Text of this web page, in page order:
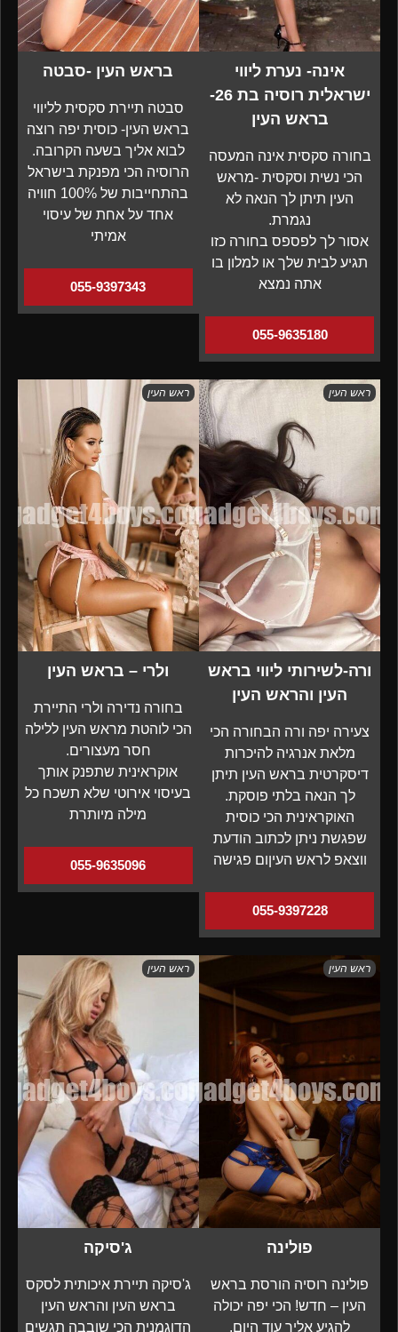
אינה- נערת ליווי
ישראלית רוסיה בת 26-
בראש העין
בחורה סקסית אינה המעסה
הכי נשית וסקסית -מראש
העין תיתן לך הנאה לא
נגמרת.
אסור לך לפספס בחורה כזו
תגיע לבית שלך או למלון בו
אתה נמצא
055-9635180
בראש העין -סבטה
סבטה תיירת סקסית לליווי
בראש העין- כוסית יפה רוצה
לבוא אליך בשעה הקרובה.
הרוסיה הכי מפנקת בישראל
בהתחייבות של 100% חוויה
אחד על אחת של עיסוי
אמיתי
055-9397343
ראש העין
ורה-לשירותי ליווי בראש
העין והראש העין
צעירה יפה ורה הבחורה הכי
מלאת אנרגיה להיכרות
דיסקרטית בראש העין תיתן
לך הנאה בלתי פוסקת.
האוקראינית הכי כוסית
שפגשת ניתן לכתוב הודעת
ווצאפ לראש העיןום פגישה
055-9397228
ראש העין
ולרי – בראש העין
בחורה נדירה ולרי התיירת
הכי לוהטת מראש העין ללילה
חסר מעצורים.
אוקראינית שתפנק אותך
בעיסוי אירוטי שלא תשכח כל
מילה מיותרת
055-9635096
ראש העין
פולינה
פולינה רוסיה הורסת בראש
העין – חדש! הכי יפה יכולה
להגיע אליך עוד היום.
ראש העין
ג'סיקה
ג'סיקה תיירת איכותית לסקס
בראש העין והראש העין
הדוגמנית הכי שובבה תגשים